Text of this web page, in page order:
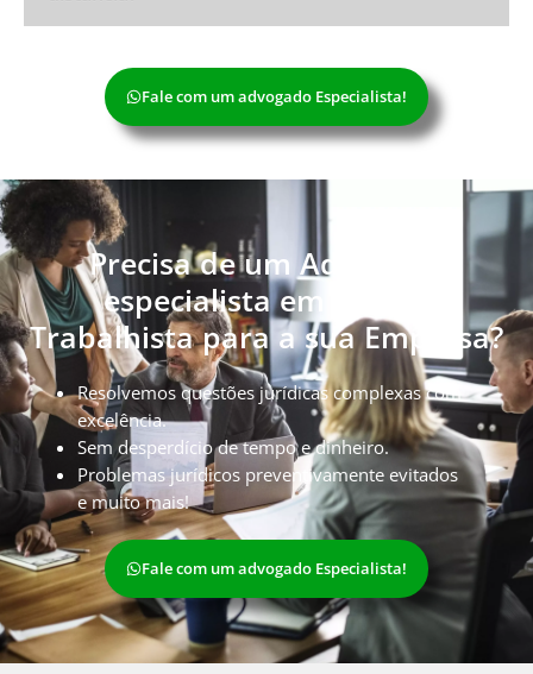
Fale com um advogado Especialista!
Precisa de um Advogado
especialista em Direito
Trabalhista para a sua Empresa?
Resolvemos questões jurídicas complexas com
excelência.
Sem desperdício de tempo e dinheiro.
Problemas jurídicos preventivamente evitados
e muito mais!
Fale com um advogado Especialista!